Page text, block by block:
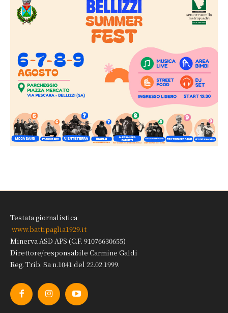
Testata giornalistica
www.battipaglia1929.it
Minerva ASD APS (C.F. 91076630655)
Direttore/responsabile Carmine Galdi
Reg. Trib. Sa n.1041 del 22.02.1999.